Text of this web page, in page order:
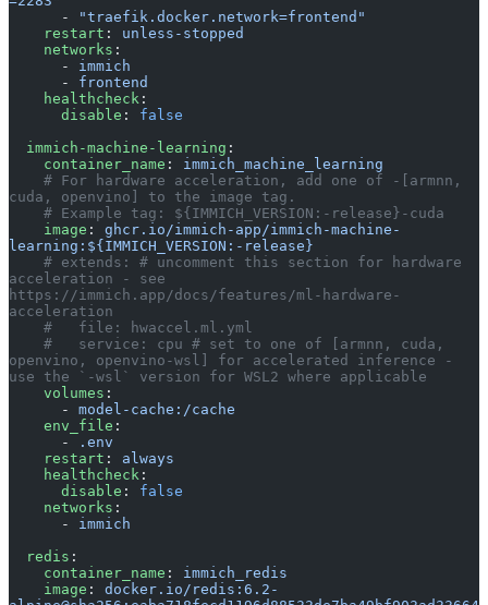
      -
"traefik.docker.network=frontend"
    restart
: unless-stopped
    networks
:
      -
immich
      -
frontend
    healthcheck
:
      disable
: false
  immich-machine-learning
:
    container_name
: immich_machine_learning
cuda, openvino] to the image tag.
    # Example tag: ${IMMICH_VERSION:-release}-cuda
    image
: ghcr.io/immich-app/immich-machine-
learning:${IMMICH_VERSION:-release}
acceleration - see
https://immich.app/docs/features/ml-hardware-
acceleration
    #   file: hwaccel.ml.yml
openvino, openvino-wsl] for accelerated inference -
use the `-wsl` version for WSL2 where applicable
    volumes
:
      -
model-cache:/cache
    env_file
:
      -
.env
    restart
: always
    healthcheck
:
      disable
: false
    networks
:
      -
immich
  redis
:
    container_name
: immich_redis
    image
: docker.io/redis:6.2-